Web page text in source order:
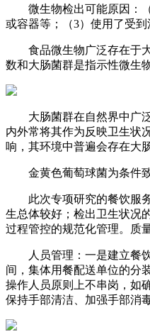
微生物检出可能原因：（1
或容器等；（3）使用了受
食品微生物广泛存在于大
数和大肠菌群是指示性微生
大肠菌群在自然界中广泛
内外常将其作为反映卫生状
响，其环境中普遍会存在大
金黄色葡萄球菌为条件致
此次专项研究的餐饮服务
生总体较好；检出卫生状况
过程管控的规范化管理。质
人员管理：一是建立餐饮
间，集体用餐配送单位的分
操作人员原则上不串岗，如
保持手部清洁、加强手部消